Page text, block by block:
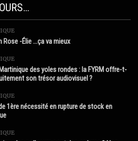
Rose -Élie …ça va mieux
des yoles rondes : la FYRM offre-t-
son trésor audiovisuel ?
1ère nécessité en rupture de stock en